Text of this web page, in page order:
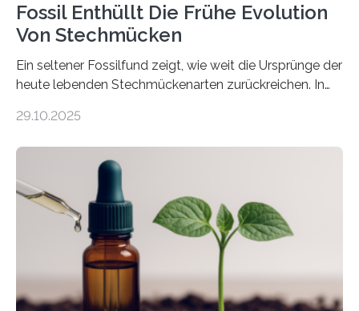
Fossil Enthüllt Die Frühe Evolution
Von Stechmücken
Ein seltener Fossilfund zeigt, wie weit die Ursprünge der
heute lebenden Stechmückenarten zurückreichen. In
Forschende die bisher älteste bekannte Stechmücken-
Region Kachin in Myanmar und hat sich in
ausgezeichnetem Zustand erhalten. Es konnte als neue
Art einer neuen Gattung beschrieben werden und trägt
nun den Namen Cretosabethes primaevus. Dieser erste
fossile Nachweis einer Stechmückenlarve in Bernstein
stellt gleichzeitig den ersten Fossilfund einer
Mückenlarve aus dem Mesozoikum dar, denn…
29.10.2025